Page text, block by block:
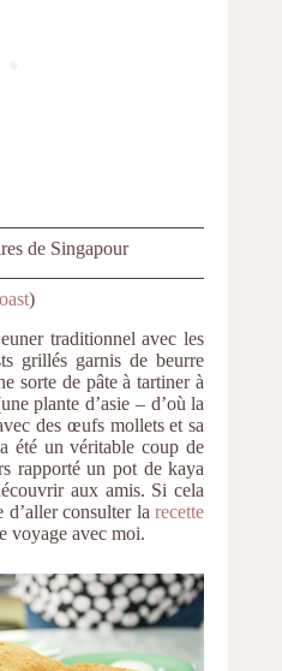
de Singapour
)
traditionnel avec les
grillés garnis de beurre
sorte de pâte à tartiner à
plante d’asie – d’où la
des œufs mollets et sa
été un véritable coup de
rapporté un pot de kaya
aux amis. Si cela
d’aller consulter larecette
voyage avec moi.